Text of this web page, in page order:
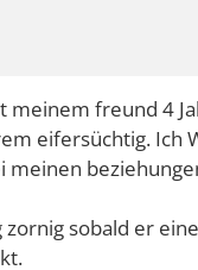
meinem freund 4
eifersüchtig. Ich
meinen
sobald er